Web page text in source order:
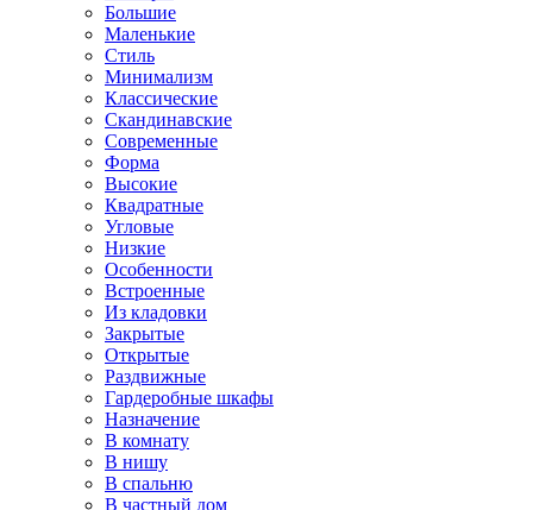
Большие
Маленькие
Стиль
Минимализм
Классические
Скандинавские
Современные
Форма
Высокие
Квадратные
Угловые
Низкие
Особенности
Встроенные
Из кладовки
Закрытые
Открытые
Раздвижные
Гардеробные шкафы
Назначение
В комнату
В нишу
В спальню
В частный дом